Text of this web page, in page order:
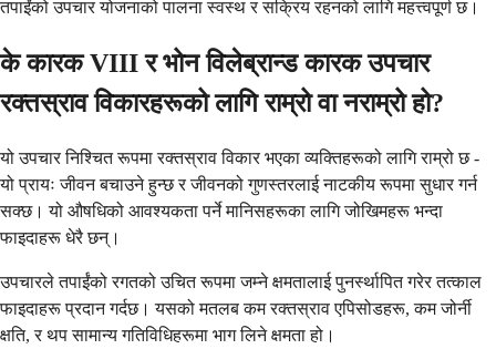
तपाईंको उपचार योजनाको पालना स्वस्थ र सक्रिय रहनको लागि महत्त्वपूर्ण छ।
के कारक VIII र भोन विलेब्रान्ड कारक उपचार
रक्तस्राव विकारहरूको लागि राम्रो वा नराम्रो हो?
यो उपचार निश्चित रूपमा रक्तस्राव विकार भएका व्यक्तिहरूको लागि राम्रो छ -
यो प्रायः जीवन बचाउने हुन्छ र जीवनको गुणस्तरलाई नाटकीय रूपमा सुधार गर्न
सक्छ। यो औषधिको आवश्यकता पर्ने मानिसहरूका लागि जोखिमहरू भन्दा
फाइदाहरू धेरै छन्।
उपचारले तपाईंको रगतको उचित रूपमा जम्ने क्षमतालाई पुनर्स्थापित गरेर तत्काल
फाइदाहरू प्रदान गर्दछ। यसको मतलब कम रक्तस्राव एपिसोडहरू, कम जोर्नी
क्षति, र थप सामान्य गतिविधिहरूमा भाग लिने क्षमता हो।